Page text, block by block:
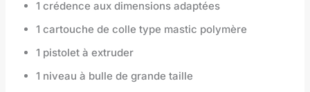
1 crédence aux dimensions adaptées
1 cartouche de colle type mastic polymère
1 pistolet à extruder
1 niveau à bulle de grande taille